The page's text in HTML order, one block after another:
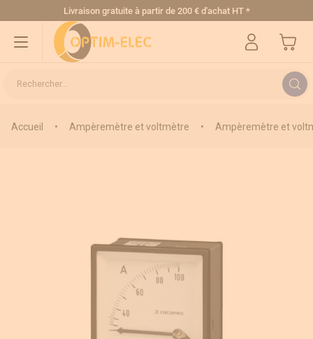
Allez au contenuLivraison gratuite à partir de 200 € d'achat HT *
Mon
Rechercher...
Accueil • Ampèremètre et voltmètre • Ampèremètre et